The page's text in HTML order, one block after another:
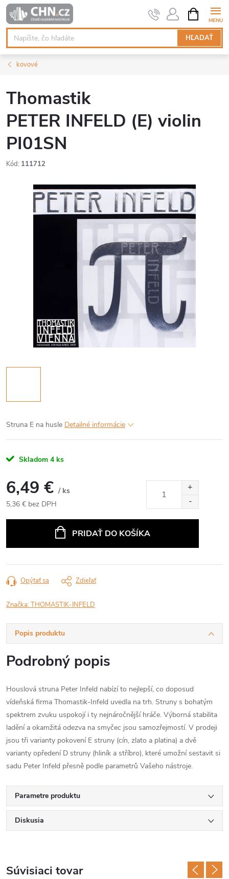
Prejsť
na
obsah
HĽADAŤ
KOŠÍK
kovové
Thomastik
PETER INFELD (E) violin
PI01SN
Kód: 111712
Struna E na husle Detailné informácie
Skladom 4 ks
6,49 € / ks
5,36 € bez DPH
PRIDAŤ DO KOŠÍKA
Opýtať sa Zdieľať
Značka:THOMASTIK-INFELD
Popis produktu
Podrobný popis
Houslová struna Peter Infeld nabízí to nejlepší, co doposud
vídeňská firma Thomastik-Infeld uvedla na trh. Struny s bohatým
spektrem zvuku uspokojí i ty nejnáročnější hráče. Výborná stabilita
ladění a okamžitá odezva na smyčec jsou samozřejmostí. V prodeji
jsou tři varianty pokovení E struny (cín, zlato a platina) a dvě
varianty opředení D struny (hliník a stříbro), které umožní sestavit si
sadu Peter Infeld přesně podle parametrů Vašeho nástroje.
Parametre produktu
Diskusia
Súvisiaci tovar